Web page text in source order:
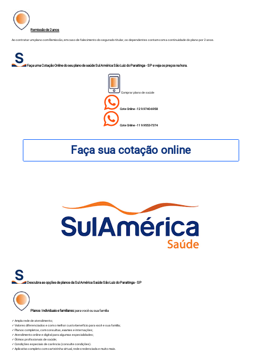
Remissão de 2 anos
Ao contratar um plano com Remissão, em caso de falecimento do segurado titular, os dependentes contam com a continuidade do plano por 2 anos.
Faça uma Cotação Online do seu plano de saúde Sul AméricaSão Luiz do Paraitinga - SPe veja os preços na hora.
Comprar plano de saúde
Cote Online - 12 9.9740-6958
Cote Online - 11 9.9553-7374
Faça sua cotação online
Descubra as opções de planos da Sul América Saúde São Luiz do Paraitinga - SP
Planos Individuais e familiares:para você ou sua família
✓ Ampla rede de atendimento;
✓ Valores diferenciados e com o melhor custo-benefício para você e sua família;
✓ Planos completos, com consultas, exames e internações;
✓ Atendimento online e digital para algumas especialidades;
✓ Ótimos profissionais de saúde;
✓ Condições especiais de carência (consulte condições).
✓ Aplicativo completo com carteirinha virtual, rede-credenciada e muito mais.